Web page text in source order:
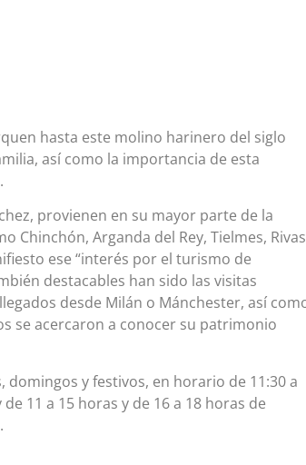
hasta este molino harinero del siglo
así como la importancia de esta
provienen en su mayor parte de la
Arganda del Rey, Tielmes,
ese “interés por el turismo de
destacables han sido las visitas
desde Milán o Mánchester, así
se acercaron a conocer su patrimonio
y festivos, en horario de 11:30 a
11 a 15 horas y de 16 a 18 horas de